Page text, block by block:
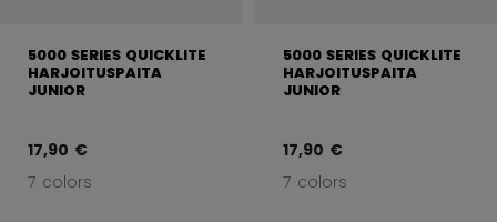
5000 SERIES QUICKLITE
HARJOITUSPAITA
JUNIOR
17,90 €
7 colors
5000 SERIES QUICKLITE
HARJOITUSPAITA
JUNIOR
17,90 €
7 colors